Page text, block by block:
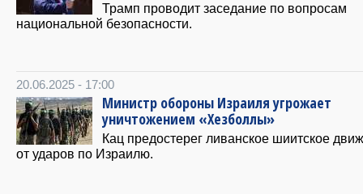
Трамп проводит заседание по вопросам
национальной безопасности.
20.06.2025 - 17:00
Министр обороны Израиля угрожает
уничтожением «Хезболлы»
Кац предостерег ливанское шиитское
от ударов по Израилю.